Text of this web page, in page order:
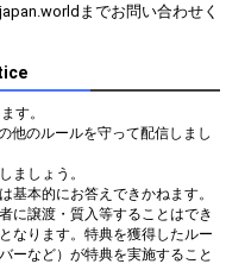
までお問い合わせく
す。
他のルールを守って配信しまし
ましょう。
基本的にお答えできかねます。
に譲渡・質入等することはでき
なります。特典を獲得したルー
ーなど）が特典を実施すること